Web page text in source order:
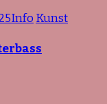
Info Kunst